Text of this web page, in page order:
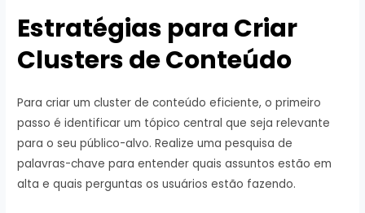
Estratégias para Criar
Clusters de Conteúdo
Para criar um cluster de conteúdo eficiente, o primeiro
passo é identificar um tópico central que seja relevante
para o seu público-alvo. Realize uma pesquisa de
palavras-chave para entender quais assuntos estão em
alta e quais perguntas os usuários estão fazendo.